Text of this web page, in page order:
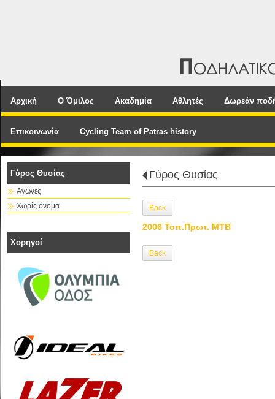
Αρχική Ο Όμιλος Ακαδημία Αθλητές Δωρεάν
Επικοινωνία Cycling Team of Patras history
Γύρος Θυσίας
Αγώνες
Χωρίς όνομα
Χορηγοί
Γύρος Θυσίας
Back
2006 Τοπ.Πρωτ. MTB
Back